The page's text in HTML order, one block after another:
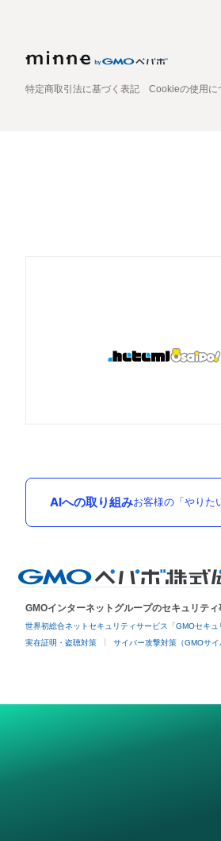
特定商取引法に基づく表記 Cookieの使用に
AIへの取り組みお客様の「やりた
GMOインターネットグループのセキュリティ
世界初総合ネットセキュリティサービス「GMOセキュ
実在証明・盗聴対策 サイバー攻撃対策（GMOサ